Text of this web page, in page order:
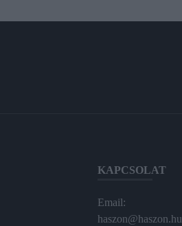
KAPCSOLAT
Email:
haszon@haszon.hu